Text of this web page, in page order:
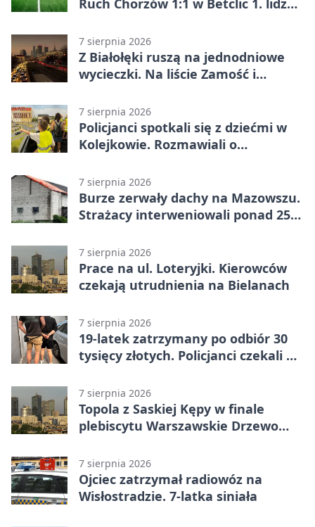
7 sierpnia 2026
Z Białołęki ruszą na jednodniowe
wycieczki. Na liście Zamość i
7 sierpnia 2026
Policjanci spotkali się z dziećmi w
Kolejkowie. Rozmawiali o
7 sierpnia 2026
Burze zerwały dachy na Mazowszu.
Strażacy interweniowali ponad 250
7 sierpnia 2026
Prace na ul. Loteryjki. Kierowców
czekają utrudnienia na Bielanach
7 sierpnia 2026
19-latek zatrzymany po odbiór 30
tysięcy złotych. Policjanci czekali w
7 sierpnia 2026
Topola z Saskiej Kępy w finale
plebiscytu Warszawskie Drzewo
7 sierpnia 2026
Ojciec zatrzymał radiowóz na
Wisłostradzie. 7-latka siniała